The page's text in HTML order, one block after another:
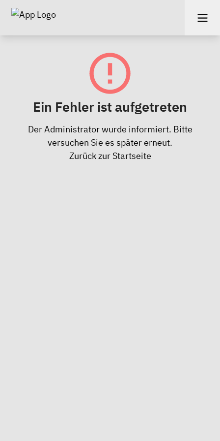
Ein Fehler ist aufgetreten
Der Administrator wurde informiert. Bitte
versuchen Sie es später erneut.
Zurück zur Startseite